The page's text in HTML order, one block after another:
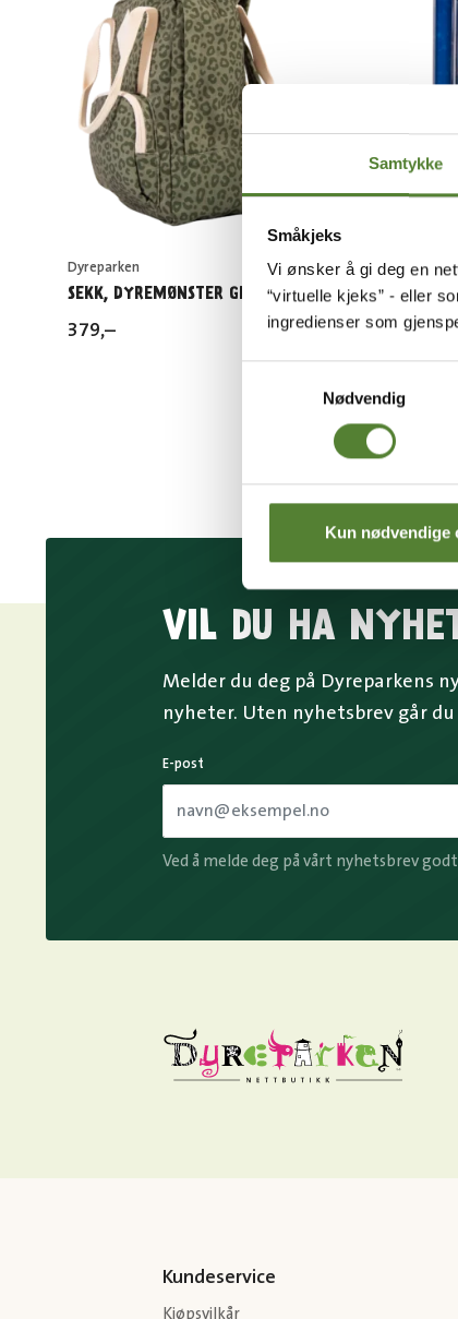
Samtykke
Småkjeks
Vi ønsker å gi deg en
“virtuelle kjeks” - eller
ingredienser som
Nødvendig
Kun nødvendige
Dyreparken
SEKK, DYREMØNSTER GRØNN, 15L
379,–
CD
99,–
VIL DU HA
Melder du deg på Dyreparkens
nyheter. Uten nyhetsbrev går
E-post
Ved å melde deg på vårt nyhetsbrev
Kundeservice
Kjøpsvilkår